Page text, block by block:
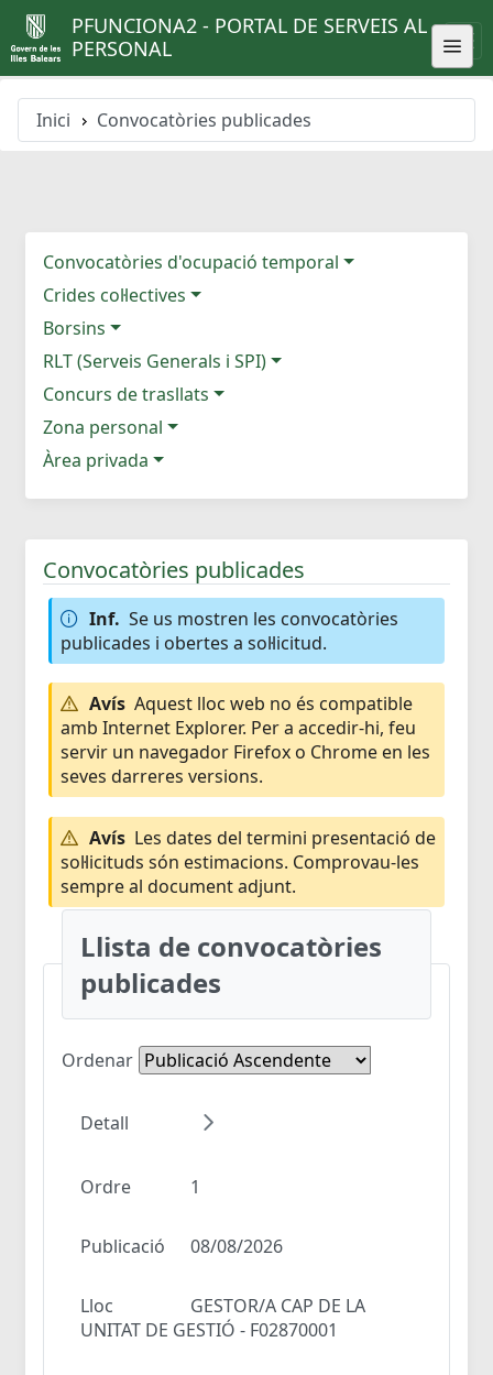
PFUNCIONA2 - PORTAL DE SERVEIS AL
PERSONAL
Inici Convocatòries publicades
Convocatòries d'ocupació temporal
Crides col·lectives
Borsins
RLT (Serveis Generals i SPI)
Concurs de trasllats
Zona personal
Àrea privada
Convocatòries publicades
Inf. Se us mostren les convocatòries
publicades i obertes a sol·licitud.
Avís Aquest lloc web no és compatible
amb Internet Explorer. Per a accedir-hi, feu
servir un navegador Firefox o Chrome en les
seves darreres versions.
Avís Les dates del termini presentació de
sol·licituds són estimacions. Comprovau-les
sempre al document adjunt.
Llista de convocatòries
publicades
Ordenar
Detall
Ordre 1
Publicació 08/08/2026
Lloc
GESTOR/A CAP DE LA
UNITAT DE GESTIÓ - F02870001